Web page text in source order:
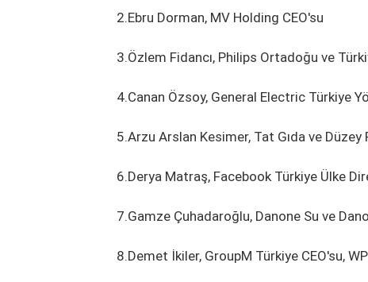
2.Ebru Dorman, MV Holding CEO'su
3.Özlem Fidancı, Philips Ortadoğu ve
4.Canan Özsoy, General Electric Türkiye
5.Arzu Arslan Kesimer, Tat Gıda ve Düzey
6.Derya Matraş, Facebook Türkiye Ülke
7.Gamze Çuhadaroğlu, Danone Su ve
8.Demet İkiler, GroupM Türkiye CEO'su,